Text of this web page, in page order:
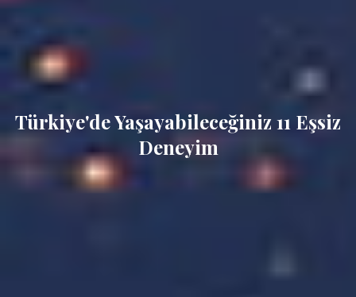
Türkiye'de Yaşayabileceğiniz 11 Eşsiz
Deneyim